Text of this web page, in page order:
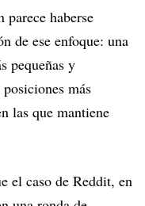
haberse
de ese enfoque: una
pequeñas y
más
las que mantiene
el caso de Reddit, en